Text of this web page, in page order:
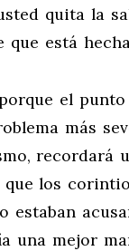
quita la
está
el
más
recordará
los
estaban
una mejor